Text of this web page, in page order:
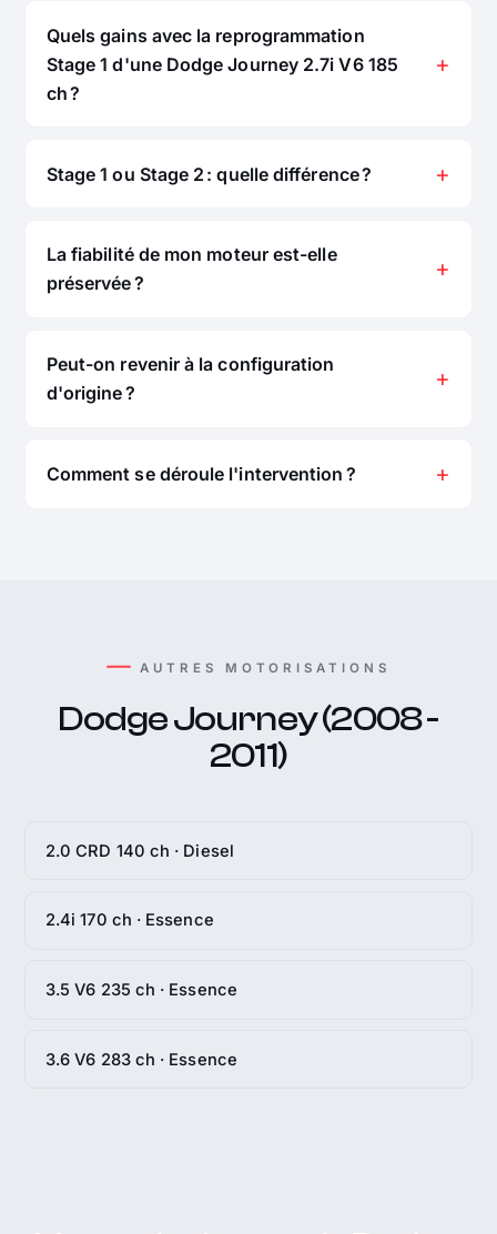
Quels gains avec la reprogrammation
Stage 1 d'une Dodge Journey 2.7i V6 185
ch ?
Stage 1 ou Stage 2 : quelle différence ?
La fiabilité de mon moteur est-elle
préservée ?
Peut-on revenir à la configuration
d'origine ?
Comment se déroule l'intervention ?
AUTRES MOTORISATIONS
Dodge Journey (2008 -
2011)
2.0 CRD 140 ch · Diesel
2.4i 170 ch · Essence
3.5 V6 235 ch · Essence
3.6 V6 283 ch · Essence